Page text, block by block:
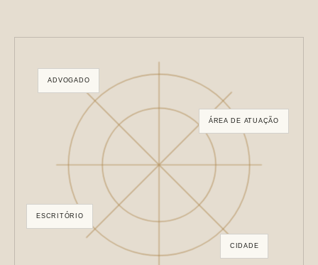
ADVOGADO
ÁREA DE ATUAÇÃO
CIDADE
ESCRITÓRIO